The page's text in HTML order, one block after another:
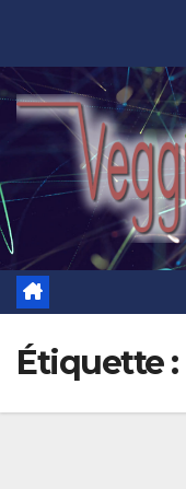
content
Étiquette :